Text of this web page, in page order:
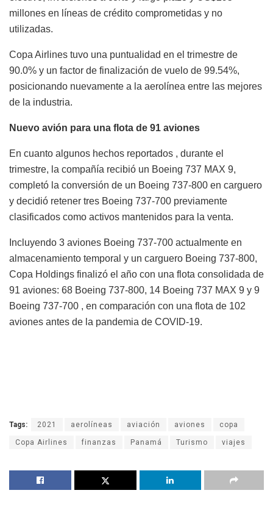
millones en líneas de crédito comprometidas y no
utilizadas.
Copa Airlines tuvo una puntualidad en el trimestre de
90.0% y un factor de finalización de vuelo de 99.54%,
posicionando nuevamente a la aerolínea entre las mejores
de la industria.
Nuevo avión para una flota de 91 aviones
En cuanto algunos hechos reportados , durante el
trimestre, la compañía recibió un Boeing 737 MAX 9,
completó la conversión de un Boeing 737-800 en carguero
y decidió retener tres Boeing 737-700 previamente
clasificados como activos mantenidos para la venta.
Incluyendo 3 aviones Boeing 737-700 actualmente en
almacenamiento temporal y un carguero Boeing 737-800,
Copa Holdings finalizó el año con una flota consolidada de
91 aviones: 68 Boeing 737-800, 14 Boeing 737 MAX 9 y 9
Boeing 737-700 , en comparación con una flota de 102
aviones antes de la pandemia de COVID-19.
Tags: 2021 aerolíneas aviación aviones copa
Copa Airlines finanzas Panamá Turismo viajes